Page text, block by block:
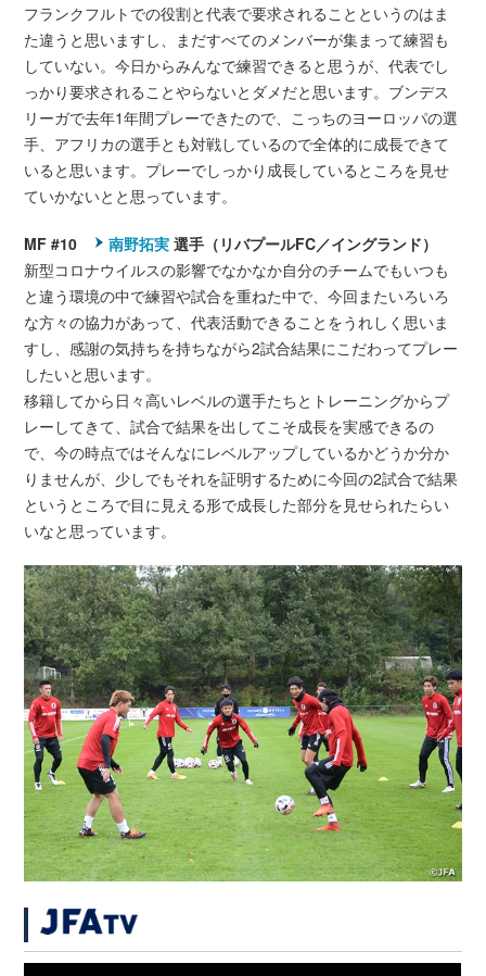
フランクフルトでの役割と代表で要求されることというのはま
た違うと思いますし、まだすべてのメンバーが集まって練習も
していない。今日からみんなで練習できると思うが、代表でし
っかり要求されることやらないとダメだと思います。ブンデス
リーガで去年1年間プレーできたので、こっちのヨーロッパの選
手、アフリカの選手とも対戦しているので全体的に成長できて
いると思います。プレーでしっかり成長しているところを見せ
ていかないとと思っています。
MF #10 南野拓実 選手（リバプールFC／イングランド）
新型コロナウイルスの影響でなかなか自分のチームでもいつも
と違う環境の中で練習や試合を重ねた中で、今回またいろいろ
な方々の協力があって、代表活動できることをうれしく思いま
すし、感謝の気持ちを持ちながら2試合結果にこだわってプレー
したいと思います。
移籍してから日々高いレベルの選手たちとトレーニングからプ
レーしてきて、試合で結果を出してこそ成長を実感できるの
で、今の時点ではそんなにレベルアップしているかどうか分か
りませんが、少しでもそれを証明するために今回の2試合で結果
というところで目に見える形で成長した部分を見せられたらい
いなと思っています。